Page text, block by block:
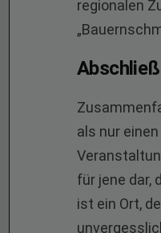
regionalen
als nur
für jene dar,
ist ein Ort,